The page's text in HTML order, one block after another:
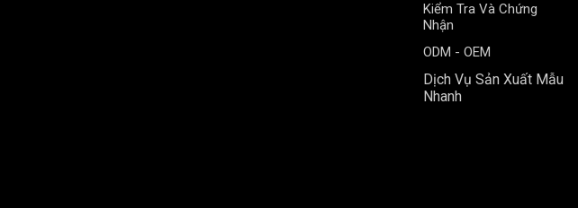
Kiểm Tra Và Chứng
Nhận
ODM - OEM
Dịch Vụ Sản Xuất Mẫu
Nhanh